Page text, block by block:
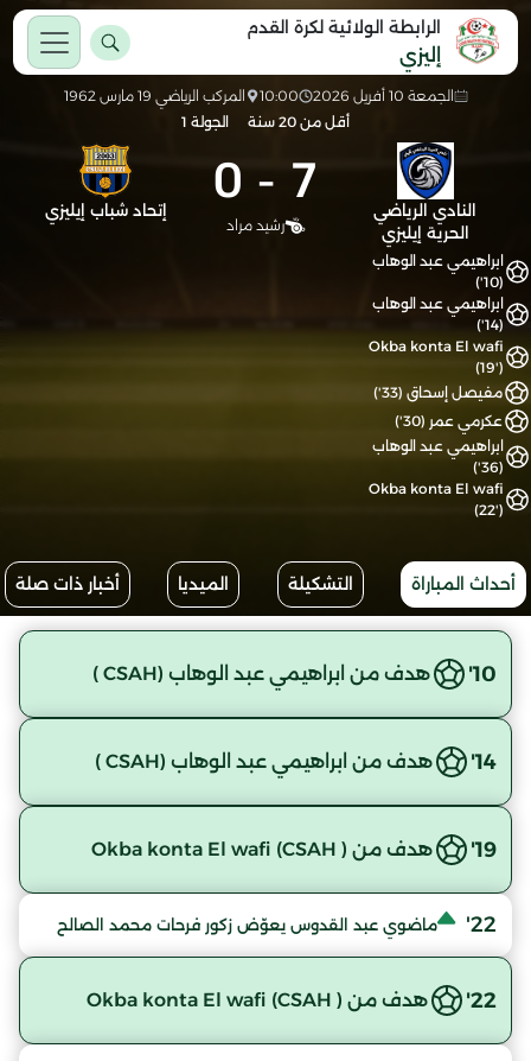
الرابطة الولائية لكرة القدم
إليزي
الجمعة 10 أفريل 2026 10:00
المركب الرياضي 19 مارس 1962
أقل من 20 سنة
الجولة 1
النادي الرياضي
الحرية إيليزي
7
-
0
رشيد مراد
إتحاد شباب إيليزي
ابراهيمي عبد الوهاب
(10')
ابراهيمي عبد الوهاب
(14')
Okba konta El wafi
(19')
مفيصل إسحاق (33')
عكرمي عمر (30')
ابراهيمي عبد الوهاب
(36')
Okba konta El wafi
(22')
أحداث المباراة التشكيلة الميديا أخبار ذات صلة
10' هدف من ابراهيمي عبد الوهاب (CSAH )
14' هدف من ابراهيمي عبد الوهاب (CSAH )
19' هدف من Okba konta El wafi (CSAH )
22' ماضوي عبد القدوس يعوّض زكور فرحات محمد الصالح
22' هدف من Okba konta El wafi (CSAH )